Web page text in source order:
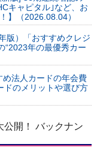
キャピタル｣など、お
】（2026.08.04）
版）「おすすめクレジ
“2023年の最優秀カー
め法人カードの年会費
ドのメリットや選び方
公開！ バックナン